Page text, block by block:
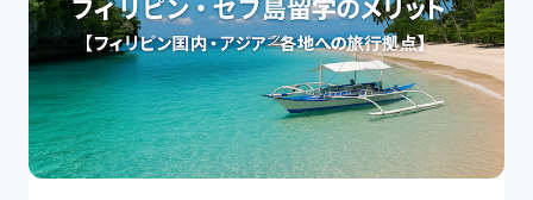
ブ
島
の
3D
ACADEMY
の
コ